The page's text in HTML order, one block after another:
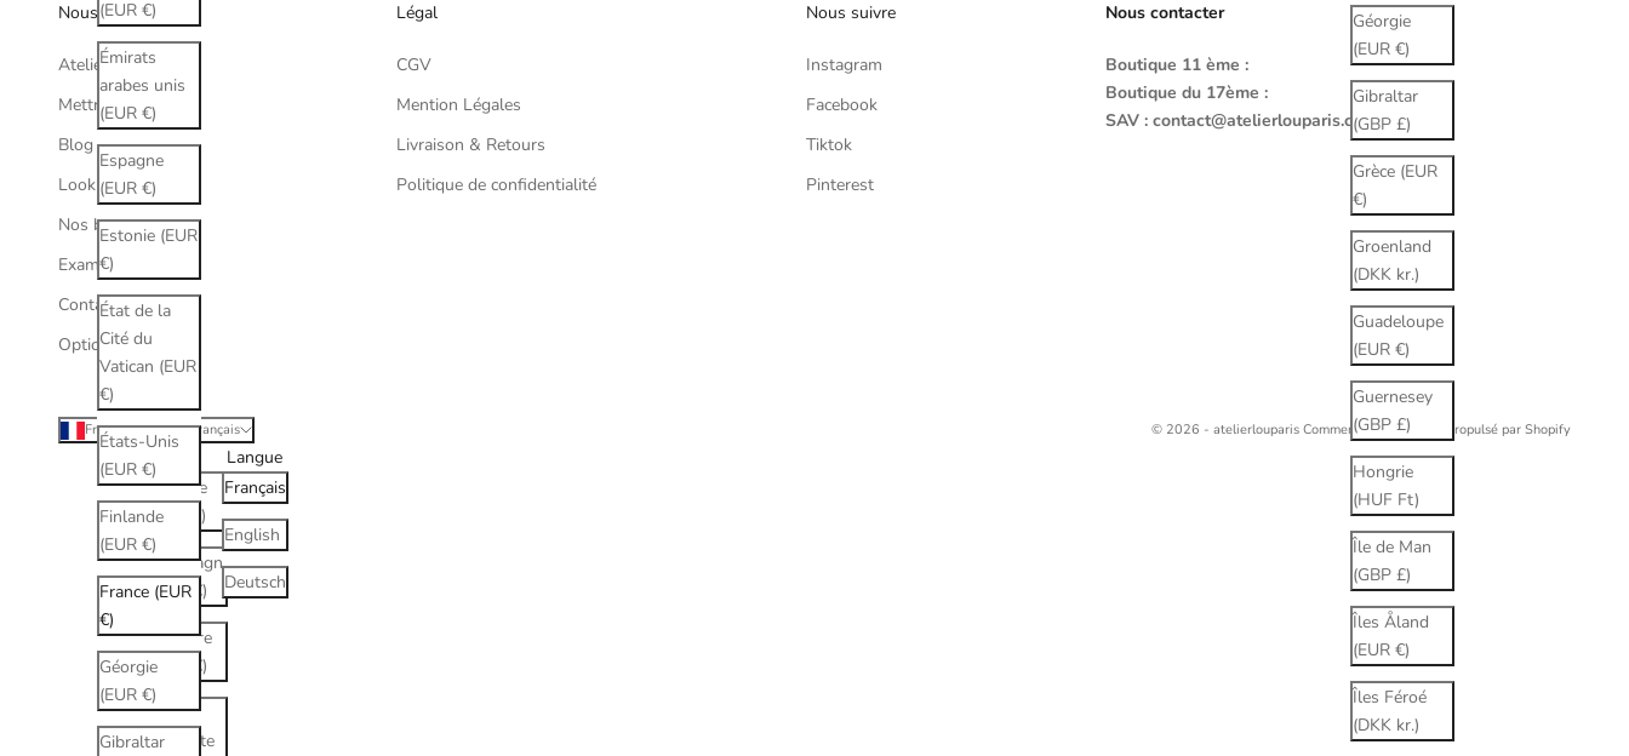
Géorgie
(EUR €)
Gibraltar
(GBP £)
Grèce (EUR
€)
Groenland
(DKK kr.)
Guadeloupe
(EUR €)
Guernesey
(GBP £)
Hongrie
(HUF Ft)
Île de Man
(GBP £)
Îles Åland
(EUR €)
Îles Féroé
(DKK kr.)
(EUR €)
Émirats
arabes unis
(EUR €)
Espagne
(EUR €)
Estonie (EUR
€)
État de la
Cité du
Vatican (EUR
€)
États-Unis
(EUR €)
Finlande
(EUR €)
France (EUR
€)
Géorgie
(EUR €)
Gibraltar
Nous
Atelier Lou Paris
Mettre à la vue
Blog
Lookbook
Nos boutiques
Examen de vue
Contactez nous
Opticien Paris 17
Légal
CGV
Mention Légales
Livraison & Retours
Politique de confidentialité
Nous suivre
Instagram
Facebook
Tiktok
Pinterest
Nous contacter
Boutique 11 ème :
Boutique du 17ème :
SAV : contact@atelierlouparis.com
France (EUR €)
Albanie
(ALL L)
Allemagne
(EUR €)
Andorre
(EUR €)
Arabie
saoudite
Français
Langue
Français
English
Deutsch
© 2026 - atelierlouparis Commerce électronique propulsé par Shopify